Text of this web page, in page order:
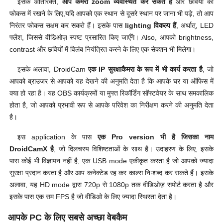
फोकस में रखने के लिए,यदि आपको एक स्थान से दूसरे स्थान पर जाना भी पड़े, तो आप
निरंतर फोकस सक्षम कर सकते हैं। इसके पास lighting विकल्प हैं, अर्थात्, LED
फ्लैश, जिससे वीडिओज़ स्पष्ट प्रसारित किए जाएँगे। Also, आपको brightness,
contrast और छवियों में विलंब नियंत्रित करने के लिए एक सेक्शन भी मिलेगा।
इसके अलावा, DroidCamएक IP सुरक्षाकैमरा के रूप में भी कार्य करता है, जो
आपको ब्राउजर से आपको यह देखने की अनुमति देता है कि आपके घर या ऑफिस में
क्या हो रहा है। यह OBS कार्यक्रमों या मुफ्त रिकॉर्डिंग सॉफ्टवेयर के साथ समकालिक
होता है, जो आपको प्रभावी रूप से आपके परिवेश का निरीक्षण करने की अनुमति देता
है।
इस application के पासएक Pro version भी है जिसका नाम
DroidCamX है, जो दिलचस्प विशिष्टताओं के साथ है। उदाहरण के लिए, इसके
पास कोई भी विज्ञापन नहीं है, एक USB mode एकीकृत करता है जो आपको ज्यादा
सुरक्षा प्रदान करता है और आप कनेक्टेड रह कर काल्स निःशब्द कर सकते हैं। इसके
अलावा, यह HD mode द्वारा 720p से 1080p तक वीडिओज़ सपोर्ट करता है और
इसके पास एक सम FPS है जो वीडिओ के लिए ज्यादा स्थिरता देता है।
आपके PC के लिए सबसे अच्छा वेबकैम